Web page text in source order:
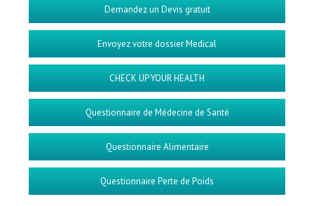
Demandez un Devis gratuit
Envoyez votre dossier Medical
CHECK UP YOUR HEALTH
Questionnaire de Médecine de Santé
Questionnaire Alimentaire
Questionnaire Perte de Poids